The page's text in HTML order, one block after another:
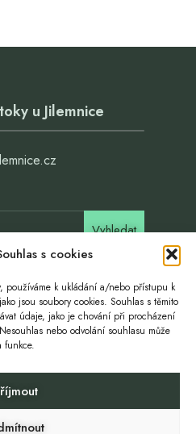
s cookies
používáme k ukládání a/nebo přístupu k
jsou soubory cookies. Souhlas s těmito
údaje, jako je chování při procházení
nebo odvolání souhlasu může
funkce.
u Jilemnice
Vyhledat